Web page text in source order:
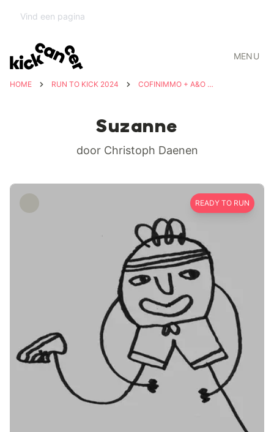
MENU
HOME RUN TO KICK 2024 COFINIMMO + A&O SHEARMAN
Suzanne
door Christoph Daenen
READY TO RUN